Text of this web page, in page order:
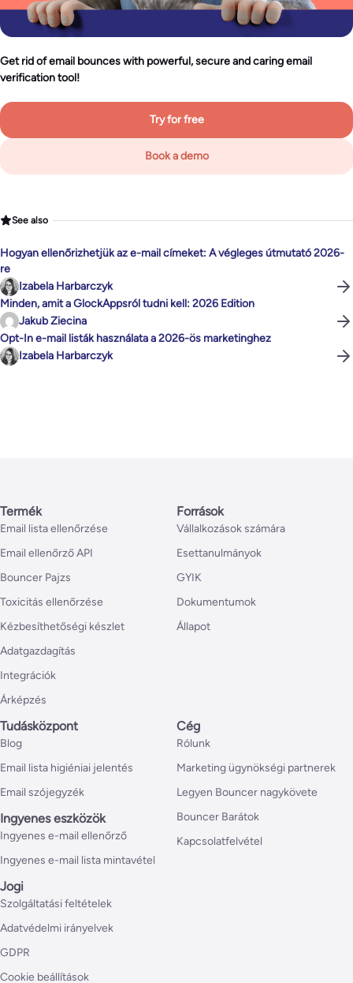
Get rid of email bounces with powerful, secure and caring email
verification tool!
Try for free
Book a demo
See also
Hogyan ellenőrizhetjük az e-mail címeket: A végleges útmutató 2026-
re
Izabela Harbarczyk
Minden, amit a GlockAppsról tudni kell: 2026 Edition
Jakub Ziecina
Opt-In e-mail listák használata a 2026-ös marketinghez
Izabela Harbarczyk
Termék
Email lista ellenőrzése
Email ellenőrző API
Bouncer Pajzs
Toxicitás ellenőrzése
Kézbesíthetőségi készlet
Adatgazdagítás
Integrációk
Árképzés
Források
Vállalkozások számára
Esettanulmányok
GYIK
Dokumentumok
Állapot
Tudásközpont
Blog
Email lista higiéniai jelentés
Email szójegyzék
Ingyenes eszközök
Ingyenes e-mail ellenőrző
Ingyenes e-mail lista mintavétel
Cég
Rólunk
Marketing ügynökségi partnerek
Legyen Bouncer nagykövete
Bouncer Barátok
Kapcsolatfelvétel
Jogi
Szolgáltatási feltételek
Adatvédelmi irányelvek
GDPR
Cookie beállítások